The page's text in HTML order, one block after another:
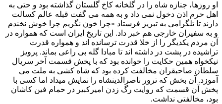
او روزها، جنازه شاه را در گلخانه کاخ گلستان گذاشته بود و حتی به
اهل حرم اذن دخول نمی داد و به همه می گفت قبله عالم کسالت
دارند تا تلگرامی به تبریز فرستاد «چرا خون نگریم چرا خوش نخندم
و به سفیران خارجی هم خبر داد. این تاریخ ایران است که همواره در
آن مردم یکدیگر را از خلا قدرت ترسانده اند و همواره قدرت
تراشیده در پشت در داشته اند تا مبادا گله بی راعی بماند. پرویز
نیکخواه همین حکایت را خوانده بود که با پخش قسمت آخر سریال
سلطان صاحبقران مخالفت کرده بود که شاه کشی به ملت می
آموزد. آن بخش که ترور ناصرالدینشاه را نمایش میداد اما کسی با
پخش آن قسمت که روایت رگ زدن امیرکبیر در حمام فین کاشان
بود، مخالفتی نداشت.